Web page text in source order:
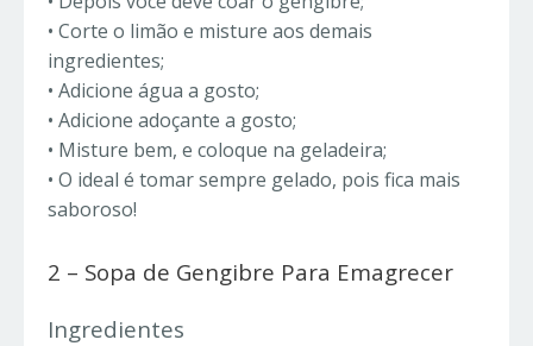
• Corte o limão e misture aos demais
ingredientes;
• Adicione água a gosto;
• Adicione adoçante a gosto;
• Misture bem, e coloque na geladeira;
• O ideal é tomar sempre gelado, pois fica mais
saboroso!
2 – Sopa de Gengibre Para Emagrecer
Ingredientes